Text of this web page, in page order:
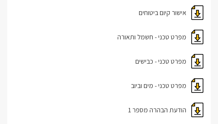
אישור קיום ביטוחים
מפרט טכני - חשמל ותאורה
מפרט טכני - כבישים
מפרט טכני - מים וביוב
הודעת הבהרה מספר 1